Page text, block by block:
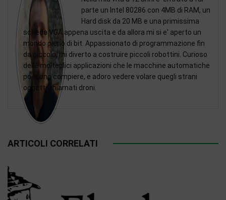
parte un Intel 80286 con 4MB di RAM, un
Hard disk da 20 MB e una primissima
scheda VGA appena uscita e da allora mi si e' aperto un
mondo pieno di bit. Appassionato di programmazione fin
da piccolo, mi diverto a costruire piccoli robottini. Curioso
delle molteplici applicazioni che le macchine automatiche
possono compiere, e adoro vedere volare quegli strani
oggetti chiamati droni.
ARTICOLI CORRELATI